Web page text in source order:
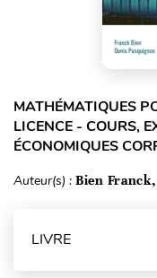
MATHÉMATIQUES
LICENCE - COURS,
ÉCONOMIQUES
Auteur(s) : Bien
LIVRE